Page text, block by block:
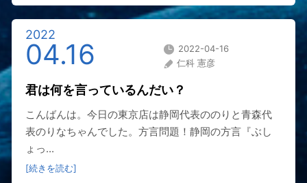
2022
04.16
2022-04-16
仁科 憲彦
君は何を言っているんだい？
こんばんは。今日の東京店は静岡代表ののりと青森代
表のりなちゃんでした。方言問題！静岡の方言『ぶし
ょっ...
[続きを読む]